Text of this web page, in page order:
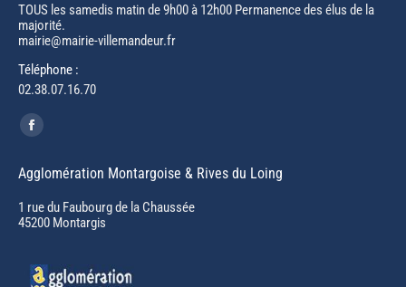
TOUS les samedis matin de 9h00 à 12h00 Permanence des élus de la
majorité.
mairie@mairie-villemandeur.fr
Téléphone :
02.38.07.16.70
Trouvez nous sur :
Facebook
opens
in
new
Agglomération Montargoise & Rives du Loing
1 rue du Faubourg de la Chaussée
45200 Montargis